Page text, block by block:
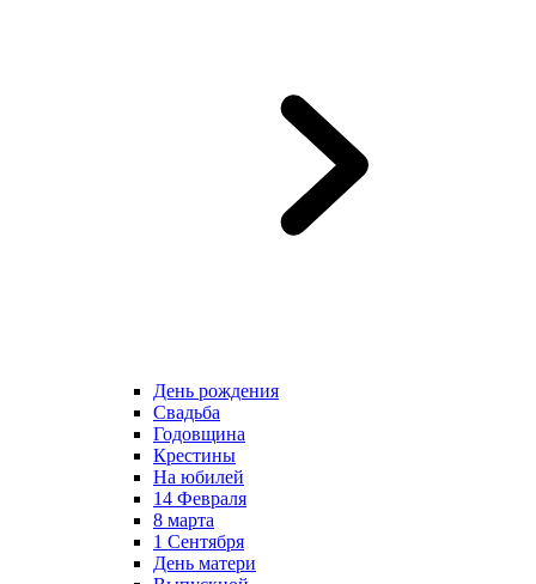
День рождения
Свадьба
Годовщина
Крестины
На юбилей
14 Февраля
8 марта
1 Сентября
День матери